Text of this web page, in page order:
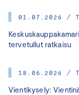
01.07.2026 /
tervetullut ratkaisu
18.06.2026 /
Vientikysely: